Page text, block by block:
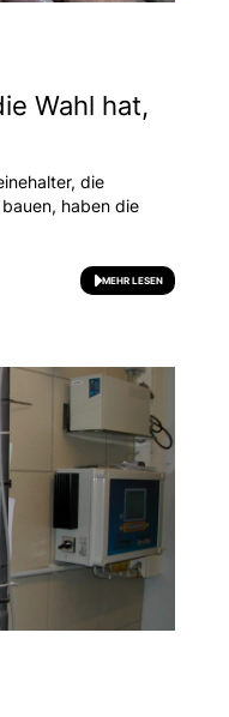
Wahl hat,
die
haben die
MEHR LESEN